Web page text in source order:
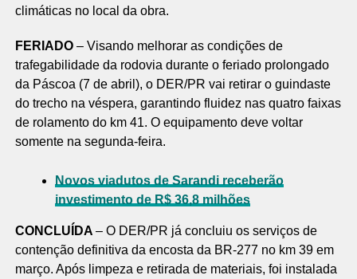
climáticas no local da obra.
FERIADO– Visando melhorar as condições de
trafegabilidade da rodovia durante o feriado prolongado
da Páscoa (7 de abril), o DER/PR vai retirar o guindaste
do trecho na véspera, garantindo fluidez nas quatro faixas
de rolamento do km 41. O equipamento deve voltar
somente na segunda-feira.
Novos viadutos de Sarandi receberão
investimento de R$ 36,8 milhões
CONCLUÍDA – O DER/PR já concluiu os serviços de
contenção definitiva da encosta da BR-277 no km 39 em
março. Após limpeza e retirada de materiais, foi instalada